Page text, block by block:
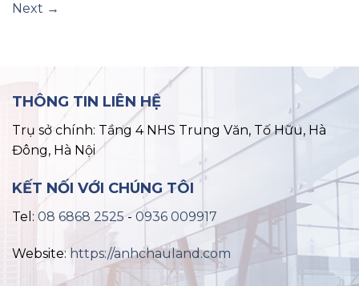
Next →
THÔNG TIN LIÊN HỆ
Trụ sở chính: Tầng 4 NHS Trung Văn, Tố Hữu, Hà
Đông, Hà Nội
KẾT NỐI VỚI CHÚNG TÔI
Tel: 08 6868 2525-0936 009917
Website: https://anhchauland.com